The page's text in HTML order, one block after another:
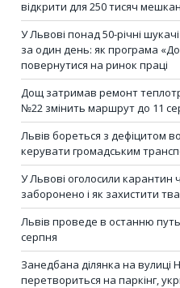
відкрити для 250 тисяч
У Львові понад 50-річні
за один день: як програма
повернутися на ринок праці
Дощ затримав ремонт
№22 змінить маршрут до 11
Львів бореться з дефіцитом
керувати громадським
У Львові оголосили карантин
заборонено і як захистити
Львів проведе в останню
серпня
Занедбана ділянка на вулиці
перетвориться на паркінг,